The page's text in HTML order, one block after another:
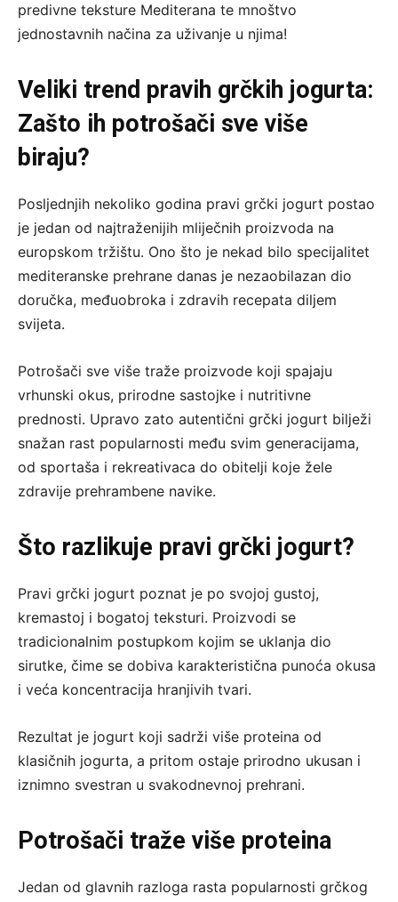
predivne teksture Mediterana te mnoštvo
jednostavnih načina za uživanje u njima!
Veliki trend pravih grčkih jogurta:
Zašto ih potrošači sve više
biraju?
Posljednjih nekoliko godina pravi grčki jogurt postao
je jedan od najtraženijih mliječnih proizvoda na
europskom tržištu. Ono što je nekad bilo specijalitet
mediteranske prehrane danas je nezaobilazan dio
doručka, međuobroka i zdravih recepata diljem
svijeta.
Potrošači sve više traže proizvode koji spajaju
vrhunski okus, prirodne sastojke i nutritivne
prednosti. Upravo zato autentični grčki jogurt bilježi
snažan rast popularnosti među svim generacijama,
od sportaša i rekreativaca do obitelji koje žele
zdravije prehrambene navike.
Što razlikuje pravi grčki jogurt?
Pravi grčki jogurt poznat je po svojoj gustoj,
kremastoj i bogatoj teksturi. Proizvodi se
tradicionalnim postupkom kojim se uklanja dio
sirutke, čime se dobiva karakteristična punoća okusa
i veća koncentracija hranjivih tvari.
Rezultat je jogurt koji sadrži više proteina od
klasičnih jogurta, a pritom ostaje prirodno ukusan i
iznimno svestran u svakodnevnoj prehrani.
Potrošači traže više proteina
Jedan od glavnih razloga rasta popularnosti grčkog